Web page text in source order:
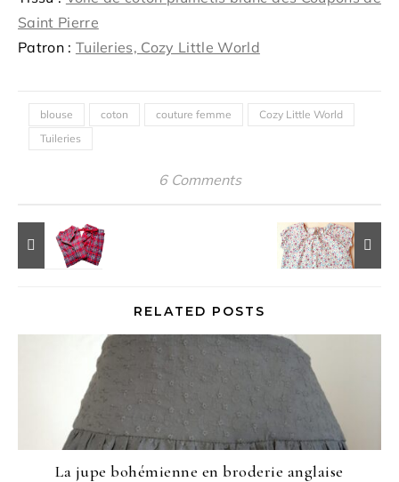
Saint Pierre
Patron : Tuileries, Cozy Little World
blouse coton couture femme
Cozy Little World
Tuileries
6 Comments
RELATED POSTS
La jupe bohémienne en broderie anglaise